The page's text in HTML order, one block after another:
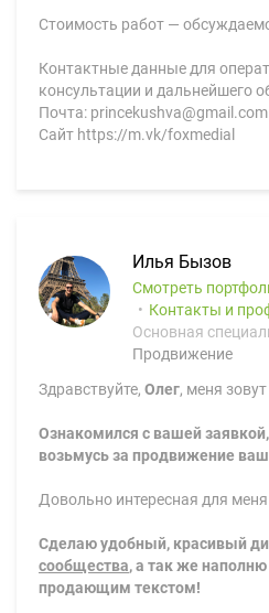
Стоимость работ —
Контактные данные для
консультации и дальнейшего
Почта: princekushva@gmail.com
Сайт https://m.vk/foxmedial
Илья Бызов
Смотреть
Контакты и
Основная
Продвижение
Здравствуйте, Олег, меня зовут
Ознакомился с вашей
возьмусь за продвижение
Довольно интересная для
Сделаю удобный, красивый
сообщества, а так же
продающим текстом!